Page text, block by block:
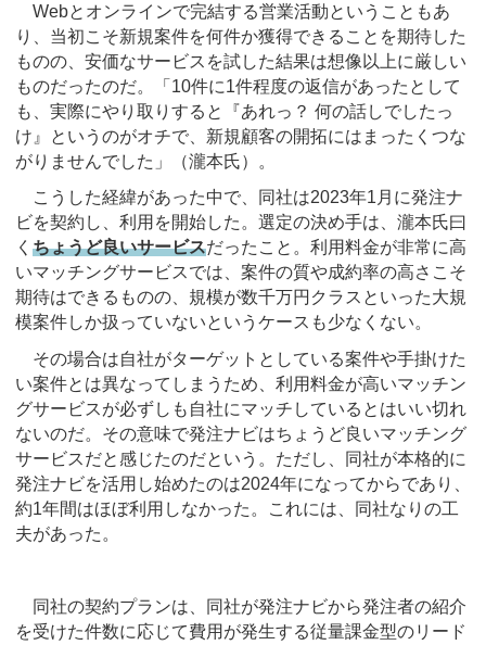
Webとオンラインで完結する営業活動ということもあ
り、当初こそ新規案件を何件か獲得できることを期待した
ものの、安価なサービスを試した結果は想像以上に厳しい
ものだったのだ。「10件に1件程度の返信があったとして
も、実際にやり取りすると『あれっ？ 何の話しでしたっ
け』というのがオチで、新規顧客の開拓にはまったくつな
がりませんでした」（瀧本氏）。
こうした経緯があった中で、同社は2023年1月に発注ナ
ビを契約し、利用を開始した。選定の決め手は、瀧本氏曰
く ちょうど良いサービスだったこと。利用料金が非常に高
いマッチングサービスでは、案件の質や成約率の高さこそ
期待はできるものの、規模が数千万円クラスといった大規
模案件しか扱っていないというケースも少なくない。
その場合は自社がターゲットとしている案件や手掛けた
い案件とは異なってしまうため、利用料金が高いマッチン
グサービスが必ずしも自社にマッチしているとはいい切れ
ないのだ。その意味で発注ナビはちょうど良いマッチング
サービスだと感じたのだという。ただし、同社が本格的に
発注ナビを活用し始めたのは2024年になってからであり、
約1年間はほぼ利用しなかった。これには、同社なりの工
夫があった。
同社の契約プランは、同社が発注ナビから発注者の紹介
を受けた件数に応じて費用が発生する従量課金型のリード